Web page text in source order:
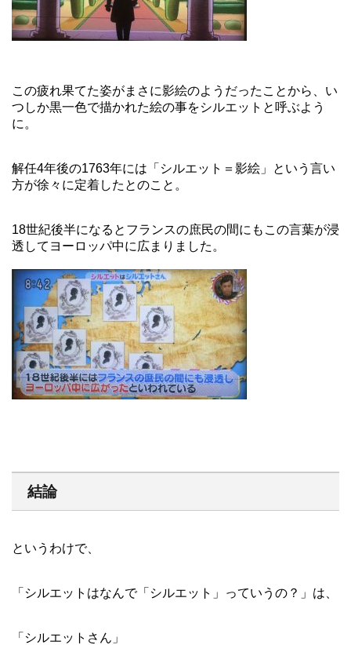
この疲れ果てた姿がまさに影絵のようだったことから、い
つしか黒一色で描かれた絵の事をシルエットと呼ぶよう
に。
解任4年後の1763年には「シルエット＝影絵」という言い
方が徐々に定着したとのこと。
18世紀後半になるとフランスの庶民の間にもこの言葉が浸
透してヨーロッパ中に広まりました。
結論
というわけで、
「シルエットはなんで「シルエット」っていうの？」は、
「シルエットさん」